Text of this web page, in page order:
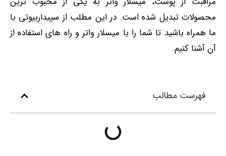
محصولات تبدیل شده است. در این مطلب از سپیداربیوتی با
ما همراه باشید تا شما را با میسلار واتر و راه های استفاده از
آن آشنا کنیم.
فهرست مطالب